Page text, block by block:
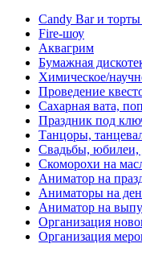
Candy Bar и торты
Fire-шоу
Аквагрим
Бумажная
Химическое/
Проведение
Сахарная вата,
Праздник под
Танцоры,
Свадьбы, юбилеи,
Скоморохи на
Аниматор на
Аниматоры на
Аниматор на
Организация
Организация